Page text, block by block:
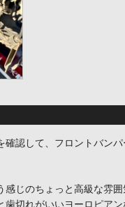
認して、フロントバン
じのちょっと高級な雰
切れがいいヨーロピア